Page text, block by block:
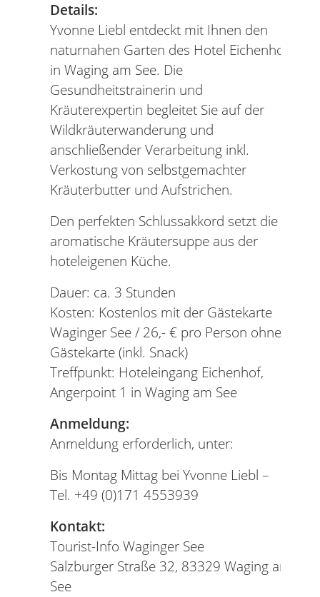
Details:
Yvonne Liebl entdeckt mit Ihnen den
naturnahen Garten des Hotel Eichenhof
in Waging am See. Die
Gesundheitstrainerin und
Kräuterexpertin begleitet Sie auf der
Wildkräuterwanderung und
anschließender Verarbeitung inkl.
Verkostung von selbstgemachter
Kräuterbutter und Aufstrichen.
Den perfekten Schlussakkord setzt die
aromatische Kräutersuppe aus der
hoteleigenen Küche.
Dauer: ca. 3 Stunden
Kosten: Kostenlos mit der Gästekarte
Waginger See / 26,- € pro Person ohne
Gästekarte (inkl. Snack)
Treffpunkt: Hoteleingang Eichenhof,
Angerpoint 1 in Waging am See
Anmeldung:
Anmeldung erforderlich, unter:
Bis Montag Mittag bei Yvonne Liebl –
Tel. +49 (0)171 4553939
Kontakt:
Tourist-Info Waginger See
Salzburger Straße 32, 83329 Waging am
See